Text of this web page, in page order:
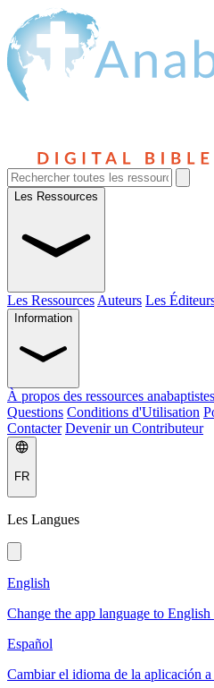
Les Ressources
Les Ressources Auteurs Les
Information
À propos des ressources anabaptistes
Questions Conditions d'Utilisation
Contacter Devenir un Contributeur
FR
Les Langues
English
Change the app language to English
Español
Cambiar el idioma de la aplicación a